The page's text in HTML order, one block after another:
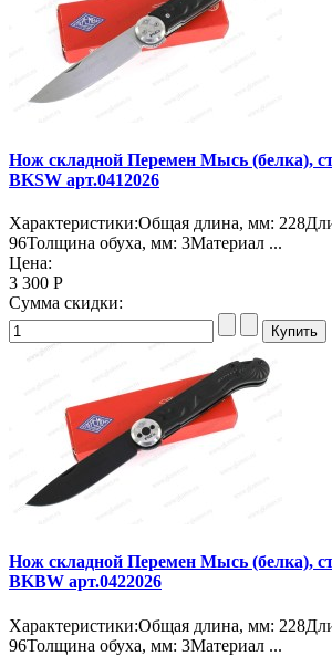
Нож складной Перемен Мысь (белка),
BKSW арт.0412026
Характеристики:Общая длина, мм:
96Толщина обуха, мм: 3Материал ...
Цена:
3 300 Р
Сумма скидки:
Нож складной Перемен Мысь (белка),
BKBW арт.0422026
Характеристики:Общая длина, мм:
96Толщина обуха, мм: 3Материал ...